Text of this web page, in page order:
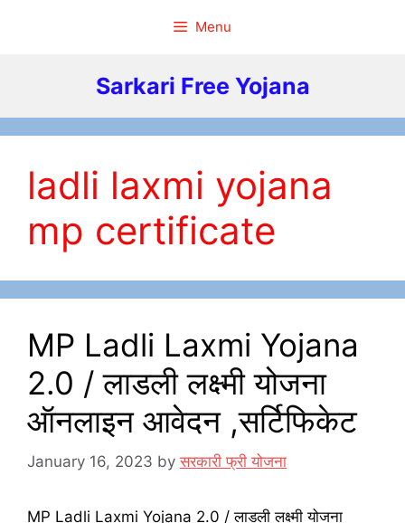
Menu
Sarkari Free Yojana
ladli laxmi yojana
mp certificate
MP Ladli Laxmi Yojana
2.0 / लाडली लक्ष्मी योजना
ऑनलाइन आवेदन ,सर्टिफिकेट
January 16, 2023 byसरकारी फ्री योजना
MP Ladli Laxmi Yojana 2.0 / लाडली लक्ष्मी योजना